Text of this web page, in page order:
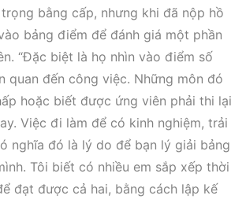
bằng cấp, nhưng khi đã nộp hồ
bảng điểm để đánh giá một phần
“Đặc biệt là họ nhìn vào điểm số
quan đến công việc. Những môn đó
hoặc biết được ứng viên phải thi lại
Việc đi làm để có kinh nghiệm, trải
nghĩa đó là lý do để bạn lý giải bảng
Tôi biết có nhiều em sắp xếp thời
đạt được cả hai, bằng cách lập kế